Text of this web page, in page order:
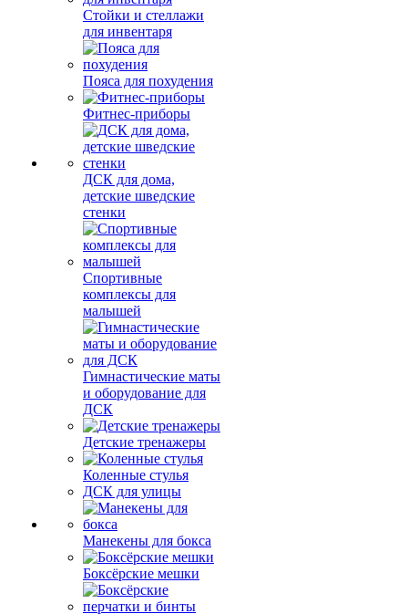
Стойки и стеллажи
для инвентаря
Пояса для похудения
Фитнес-приборы
ДСК для дома,
детские шведские
стенки
Спортивные
комплексы для
малышей
Гимнастические маты
и оборудование для
ДСК
Детские тренажеры
Коленные стулья
ДСК для улицы
Манекены для бокса
Боксёрские мешки